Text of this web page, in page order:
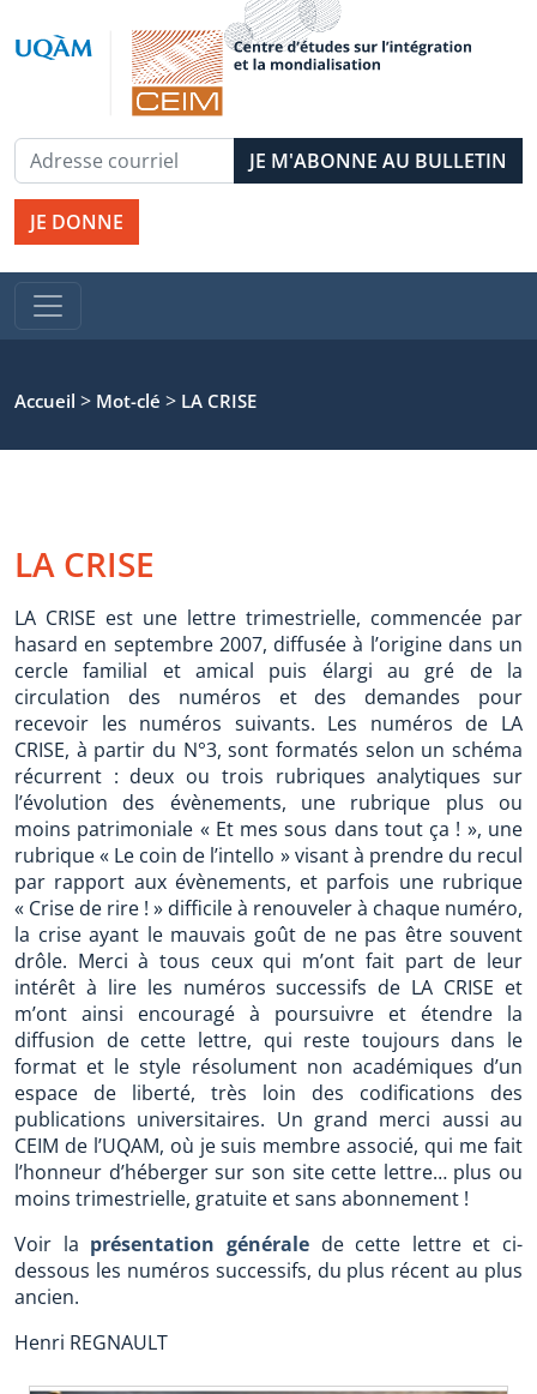
JE DONNE
Accueil > Mot-clé > LA CRISE
LA CRISE
LA CRISE est une lettre trimestrielle, commencée par
hasard en septembre 2007, diffusée à l’origine dans un
cercle familial et amical puis élargi au gré de la
circulation des numéros et des demandes pour
recevoir les numéros suivants. Les numéros de LA
CRISE, à partir du N°3, sont formatés selon un schéma
récurrent : deux ou trois rubriques analytiques sur
l’évolution des évènements, une rubrique plus ou
moins patrimoniale « Et mes sous dans tout ça ! », une
rubrique « Le coin de l’intello » visant à prendre du recul
par rapport aux évènements, et parfois une rubrique
« Crise de rire ! » difficile à renouveler à chaque numéro,
la crise ayant le mauvais goût de ne pas être souvent
drôle. Merci à tous ceux qui m’ont fait part de leur
intérêt à lire les numéros successifs de LA CRISE et
m’ont ainsi encouragé à poursuivre et étendre la
diffusion de cette lettre, qui reste toujours dans le
format et le style résolument non académiques d’un
espace de liberté, très loin des codifications des
publications universitaires. Un grand merci aussi au
CEIM de l’UQAM, où je suis membre associé, qui me fait
l’honneur d’héberger sur son site cette lettre… plus ou
moins trimestrielle, gratuite et sans abonnement !
Voir la présentation généralede cette lettre et ci-
dessous les numéros successifs, du plus récent au plus
ancien.
Henri REGNAULT